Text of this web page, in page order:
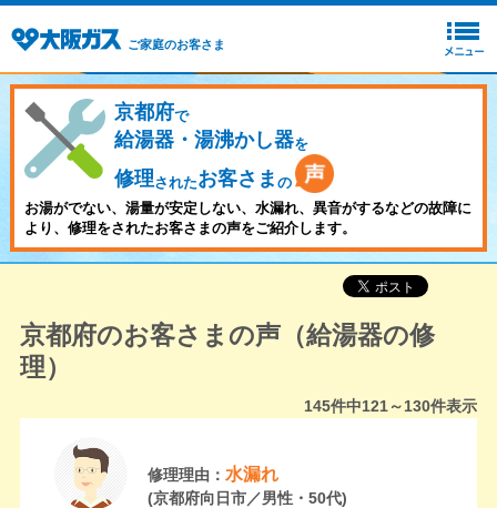
ご家庭のお客さま
京都府で
給湯器・湯沸かし器を
修理されたお客さま の
お湯がでない、湯量が安定しない、水漏れ、異音がするなどの故障に
より、修理をされたお客さまの声をご紹介します。
京都府のお客さまの声（給湯器の修
理）
145件中121～130件表示
修理理由： 水漏れ
(京都府向日市／男性・50代)